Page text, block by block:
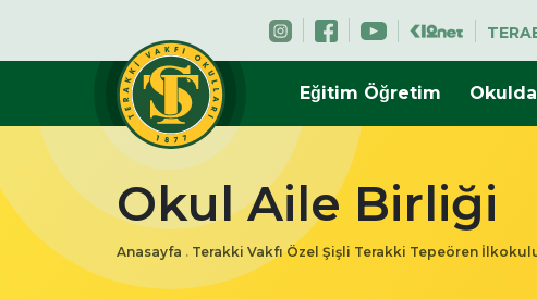
Eğitim Öğretim
Okul Aile Birliği
Anasayfa . Terakki Vakfı Özel Şişli Terakki Tepeören